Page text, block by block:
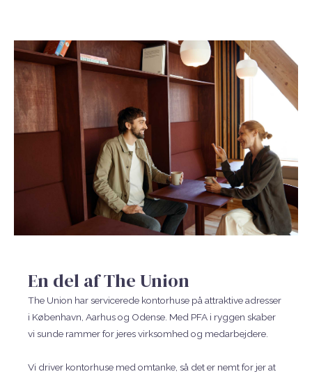
En del af The Union
The Union har servicerede kontorhuse på attraktive adresser
i København, Aarhus og Odense. Med PFA i ryggen skaber
vi sunde rammer for jeres virksomhed og medarbejdere.
Vi driver kontorhuse med omtanke, så det er nemt for jer at